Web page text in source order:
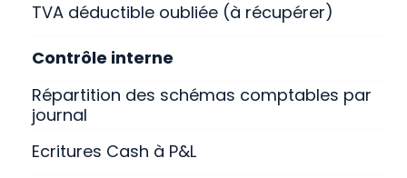
TVA déductible oubliée (à récupérer)
Contrôle interne
Répartition des schémas comptables par
journal
Ecritures Cash à P&L